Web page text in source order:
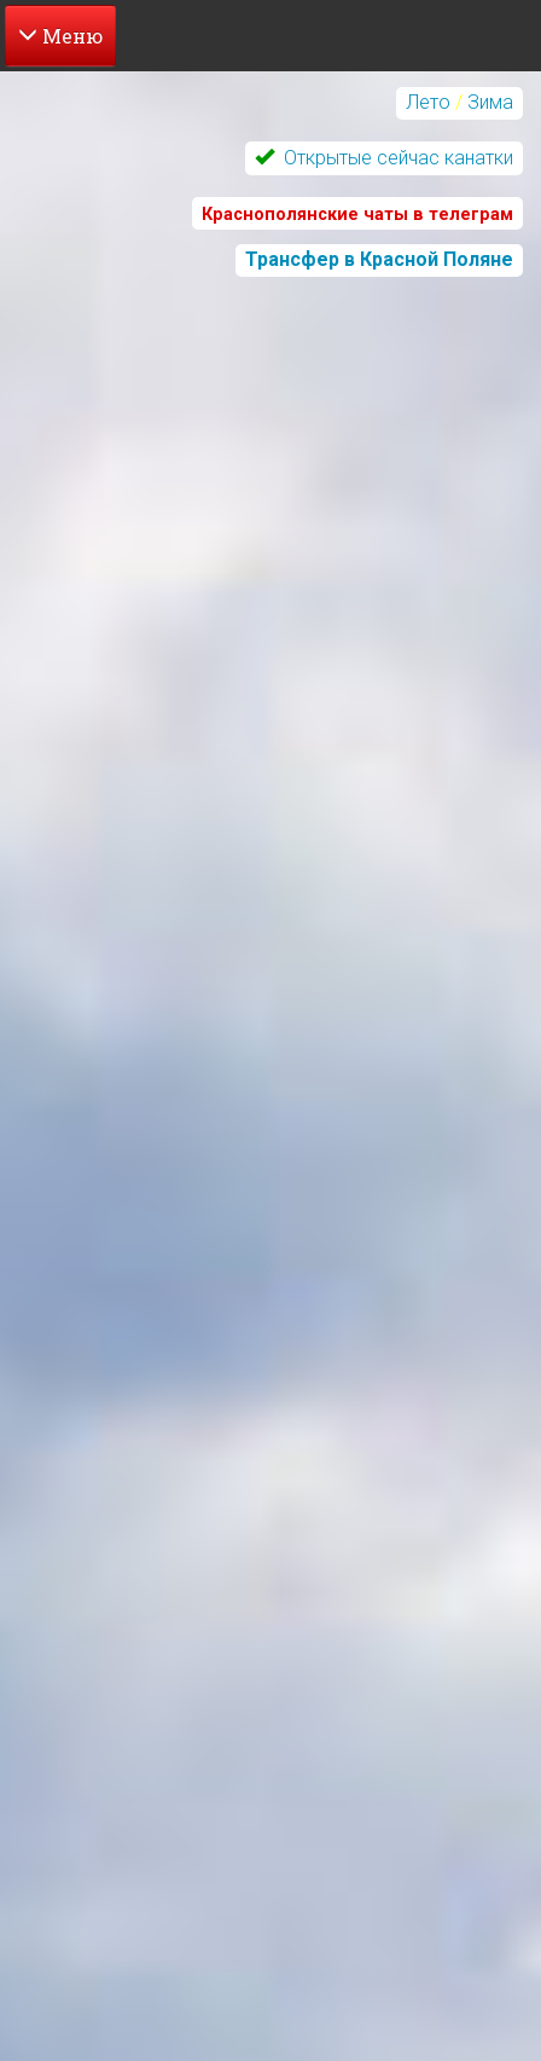
Перейти
Лето / Зима
Открытые сейчас канатки
Краснополянские чаты в телеграм
Трансфер в Красной Поляне